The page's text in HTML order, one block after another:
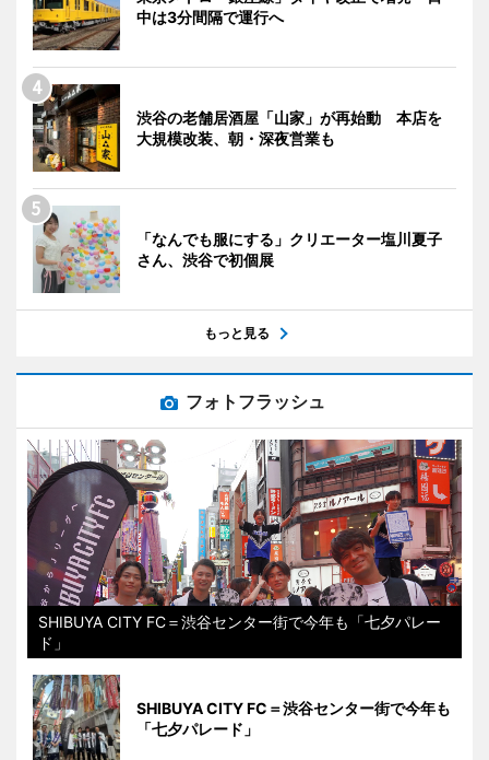
中は3分間隔で運行へ
渋谷の老舗居酒屋「山家」が再始動 本店を
大規模改装、朝・深夜営業も
「なんでも服にする」クリエーター塩川夏子
さん、渋谷で初個展
もっと見る
フォトフラッシュ
SHIBUYA CITY FC＝渋谷センター街で今年も「七夕パレー
ド」
SHIBUYA CITY FC＝渋谷センター街で今年も
「七夕パレード」